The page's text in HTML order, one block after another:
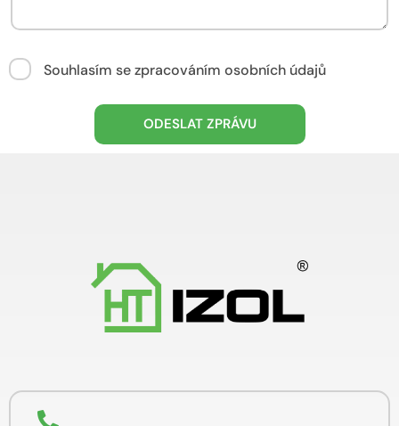
Souhlasím se zpracováním osobních údajů
ODESLAT ZPRÁVU